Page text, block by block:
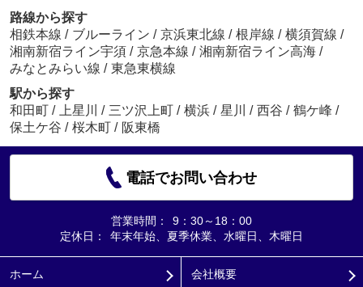
路線から探す
相鉄本線 / ブルーライン / 京浜東北線 / 根岸線 / 横須賀線 /
湘南新宿ライン宇須 / 京急本線 / 湘南新宿ライン高海 /
みなとみらい線 / 東急東横線
駅から探す
和田町 / 上星川 / 三ツ沢上町 / 横浜 / 星川 / 西谷 / 鶴ケ峰 /
保土ケ谷 / 桜木町 / 阪東橋
電話でお問い合わせ
営業時間：
9：30～18：00
定休日：
年末年始、夏季休業、水曜日、木曜日
ホーム 会社概要